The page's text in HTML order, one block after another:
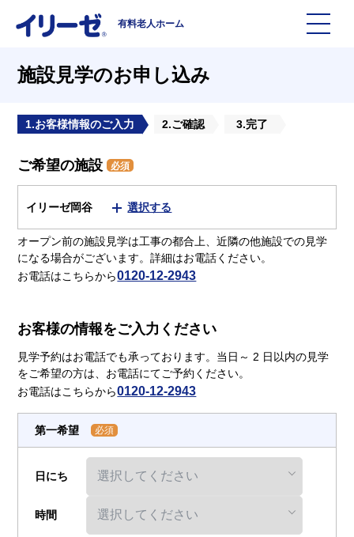
有料老人ホーム
施設を探す
イリーゼについて
イリーゼについて
有料老人ホームイリーゼとは
イリーゼが選ばれる理由
会社概要
入居までの流れ
よくある質問
お役立ち記事
介護用語をわかりやすく説明
意外と知らない介護保険の基本
有料老人ホームを選ぶ時のポイント
見学予約 資料請求
採用情報 会社概要 オーナー募集
施設見学のお申し込み
1.お客様情報のご入力 2.ご確認 3.完了
ご希望の施設 必須
イリーゼ岡谷 選択する
オープン前の施設見学は工事の都合上、近隣の他施設での見学
になる場合がございます。詳細はお電話ください。
お電話はこちらから0120-12-2943
お客様の情報をご入力ください
見学予約はお電話でも承っております。当日～ 2 日以内の見学
をご希望の方は、お電話にてご予約ください。
お電話はこちらから0120-12-2943
第一希望 必須
日にち
時間